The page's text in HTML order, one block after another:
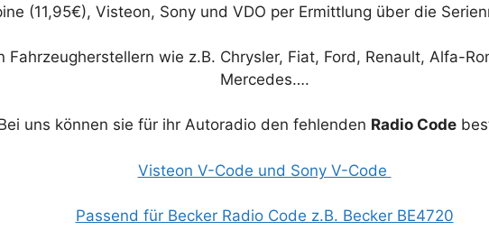
(11,95€), Visteon, Sony und VDO per Ermittlung über die
wie z.B. Chrysler, Fiat, Ford, Renault, Alfa-
Mercedes….
uns können sie für ihr Autoradio den fehlenden Radio Code
Visteon V-Code und Sony V-Code
Passend für Becker Radio Code z.B. Becker BE4720